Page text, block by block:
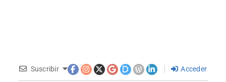
Suscribir Acceder